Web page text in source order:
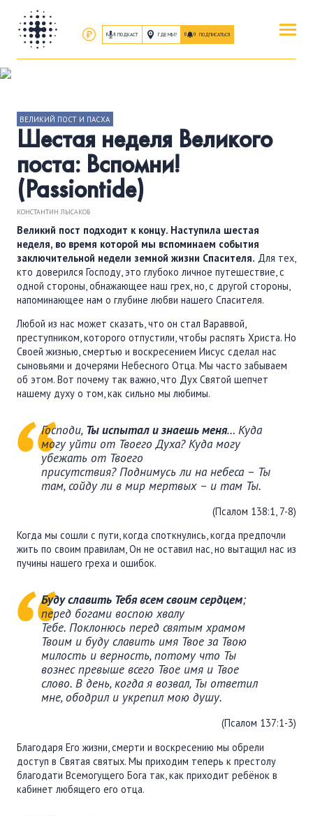
ПОДКАСТ ГДЕ МЫ? ПОДПИСАТЬСЯ
ПОСЕТИТЬ
КАК ПРОЕХАТЬ О ЦЕРКВИ
ПРИСОЕДИНИТЬСЯ
ПОСЛУШАТЬ
ЗАПИСИ БОГОСЛУЖЕНИЙ
ПОДДЕРЖАТЬ
ВРЕМЯ | ДЕНЬГИ
ВЕЛИКИЙ ПОСТ И ПАСХА
Шестая неделя Великого
поста: Вспомни!
(Passiontide)
КОНСТАНТИН ЛЫСАКОВ
Великий пост подходит к концу. Наступила шестая
неделя, во время которой мы вспоминаем события
заключительной недели земной жизни Спасителя. Для тех,
кто доверился Господу, это глубоко личное путешествие, с
одной стороны, обнажающее наш грех, но, с другой стороны,
напоминающее нам о глубине любви нашего Спасителя.
Любой из нас может сказать, что он стал Вараввой,
преступником, которого отпустили, чтобы распять Христа. Но
Своей жизнью, смертью и воскресением Иисус сделал нас
сыновьями и дочерями Небесного Отца. Мы часто забываем
об этом. Вот почему так важно, что Дух Святой шепчет
нашему духу о том, как сильно мы любимы.
Господи, Ты испытал и знаешь меня… Куда
могу уйти от Твоего Духа? Куда могу
убежать от Твоего
присутствия? Поднимусь ли на небеса – Ты
там, сойду ли в мир мертвых – и там Ты.
(Псалом 138:1, 7-8)
Когда мы сошли с пути, когда споткнулись, когда предпочли
жить по своим правилам, Он не оставил нас, но вытащил нас из
пучины нашего греха и ошибок.
Буду славить Тебя всем своим сердцем;
перед богами воспою хвалу
Тебе. Поклонюсь перед святым храмом
Твоим и буду славить имя Твое за Твою
милость и верность, потому что Ты
вознес превыше всего Твое имя и Твое
слово. В день, когда я возвал, Ты ответил
мне, ободрил и укрепил мою душу.
(Псалом 137:1-3)
Благодаря Его жизни, смерти и воскресению мы обрели
доступ в Святая святых. Мы приходим теперь к престолу
благодати Всемогущего Бога так, как приходит ребёнок в
кабинет любящего его отца.